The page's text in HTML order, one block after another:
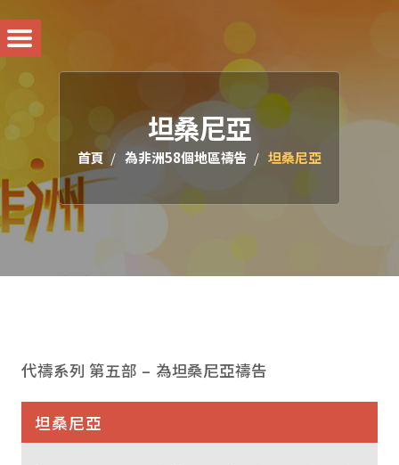
坦桑尼亞
首頁 為非洲58個地區禱告 坦桑尼亞
代禱系列 第五部 – 為坦桑尼亞禱告
坦桑尼亞